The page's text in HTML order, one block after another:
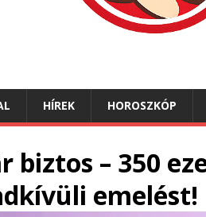
HÍREK HOROSZKÓP
biztos – 350
emelést!